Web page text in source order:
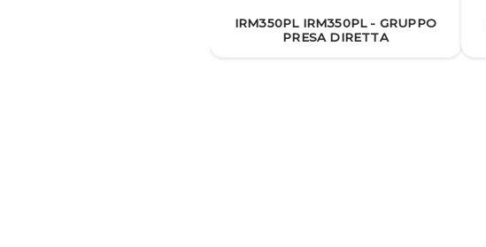
IRM350PL IRM350PL - GRUPPO
PRESA DIRETTA